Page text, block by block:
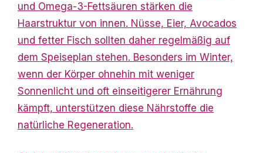
und Omega-3-Fettsäuren stärken die
Haarstruktur von innen. Nüsse, Eier, Avocados
und fetter Fisch sollten daher regelmäßig auf
dem Speiseplan stehen. Besonders im Winter,
wenn der Körper ohnehin mit weniger
Sonnenlicht und oft einseitigerer Ernährung
kämpft, unterstützen diese Nährstoffe die
natürliche Regeneration.